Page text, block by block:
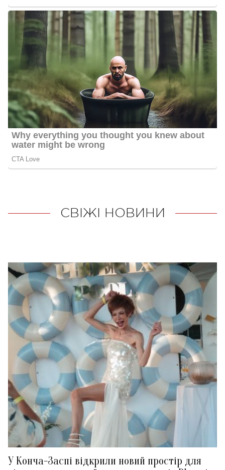
СВІЖІ НОВИНИ
У Конча-Заспі відкрили новий простір для